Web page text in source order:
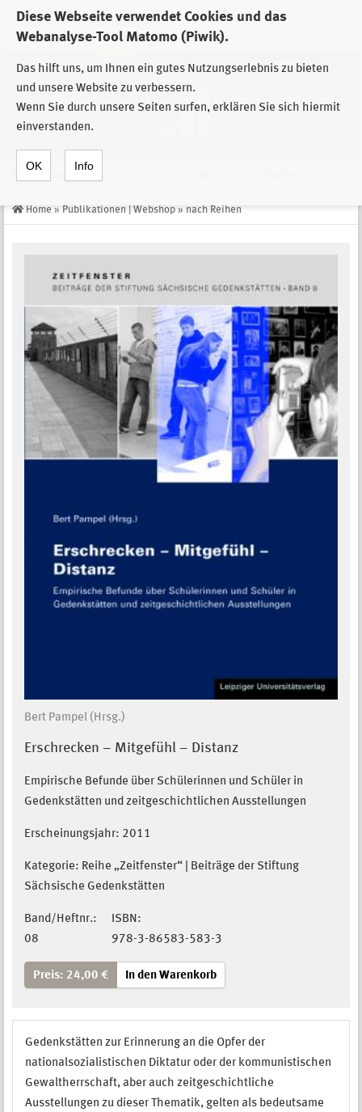
Diese Webseite verwendet Cookies und das
Webanalyse-Tool Matomo (Piwik).
Das hilft uns, um Ihnen ein gutes Nutzungserlebnis zu bieten
und unsere Website zu verbessern.
Wenn Sie durch unsere Seiten surfen, erklären Sie sich hiermit
einverstanden.
OK Info
Zur Auswahl der Einrichtungen der
Stiftung Sächsische Gedenkstätten
Home » Publikationen | Webshop » nach Reihen
Bert Pampel (Hrsg.)
Erschrecken – Mitgefühl – Distanz
Empirische Befunde über Schülerinnen und Schüler in
Gedenkstätten und zeitgeschichtlichen Ausstellungen
Erscheinungsjahr: 2011
Kategorie: Reihe „Zeitfenster“ | Beiträge der Stiftung
Sächsische Gedenkstätten
Band/Heftnr.:
08
ISBN:
978-3-86583-583-3
Preis: 24,00 € In den Warenkorb
Gedenkstätten zur Erinnerung an die Opfer der
nationalsozialistischen Diktatur oder der kommunistischen
Gewaltherrschaft, aber auch zeitgeschichtliche
Ausstellungen zu dieser Thematik, gelten als bedeutsame